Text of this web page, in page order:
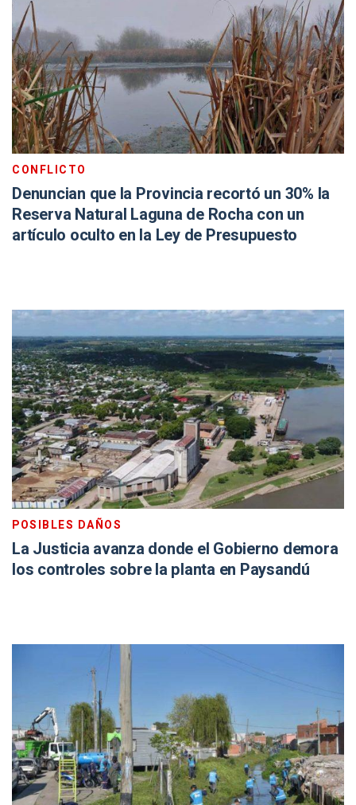
CONFLICTO
Denuncian que la Provincia recortó un 30% la
Reserva Natural Laguna de Rocha con un
artículo oculto en la Ley de Presupuesto
POSIBLES DAÑOS
La Justicia avanza donde el Gobierno demora
los controles sobre la planta en Paysandú